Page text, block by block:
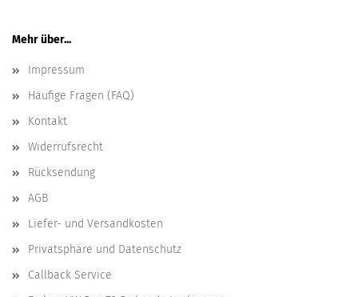
Mehr über...
Impressum
Häufige Fragen (FAQ)
Kontakt
Widerrufsrecht
Rücksendung
AGB
Liefer- und Versandkosten
Privatsphäre und Datenschutz
Callback Service